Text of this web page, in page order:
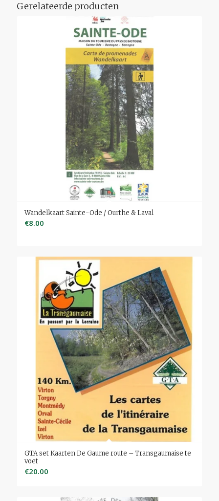
Gerelateerde producten
Wandelkaart Sainte-Ode / Ourthe & Laval
€8.00
GTA set Kaarten De Gaume route – Transgaumaise te
voet
€20.00